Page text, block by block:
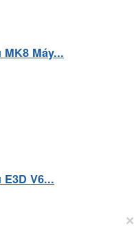
Máy...
V6...
×